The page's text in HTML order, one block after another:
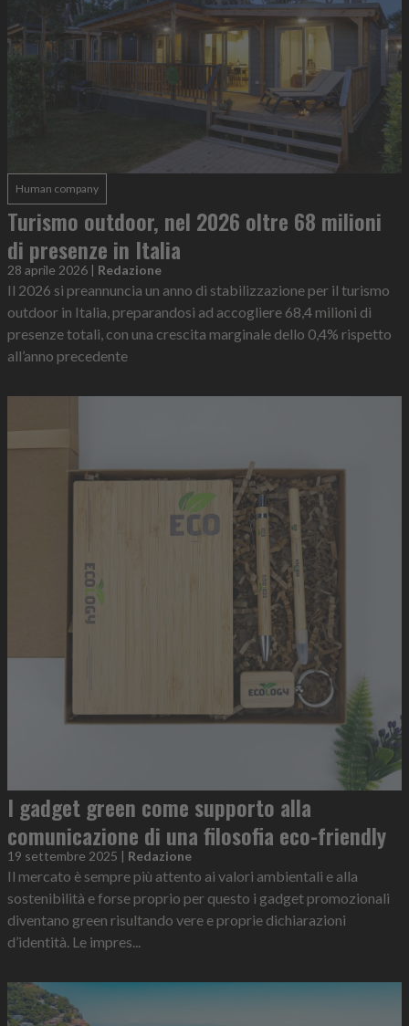
Human company
Turismo outdoor, nel 2026 oltre 68 milioni
di presenze in Italia
28 aprile 2026 | Redazione
Il 2026 si preannuncia un anno di stabilizzazione per il turismo
outdoor in Italia, preparandosi ad accogliere 68,4 milioni di
presenze totali, con una crescita marginale dello 0,4% rispetto
all’anno precedente
I gadget green come supporto alla
comunicazione di una filosofia eco-friendly
19 settembre 2025 | Redazione
Il mercato è sempre più attento ai valori ambientali e alla
sostenibilità e forse proprio per questo i gadget promozionali
diventano green risultando vere e proprie dichiarazioni
d’identità. Le impres...